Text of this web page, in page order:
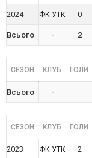
2024 ФК УТК 0
Всього - 2
СЕЗОН КЛУБ ГОЛИ
Всього -
СЕЗОН КЛУБ ГОЛИ
2023 ФК УТК 2